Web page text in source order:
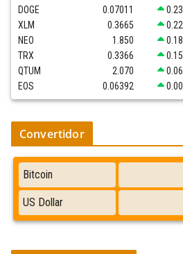
DOGE
0.07011 0.23
XLM
0.3665 0.22
NEO
1.850 0.18
TRX
0.3366 0.15
QTUM
2.070 0.06
EOS
0.06392 0.00
Convertidor